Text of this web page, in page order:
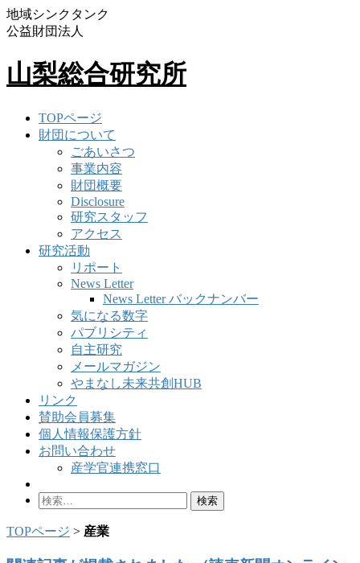
地域シンクタンク
公益財団法人
山梨総合研究所
TOPページ
財団について
ごあいさつ
事業内容
財団概要
Disclosure
研究スタッフ
アクセス
研究活動
リポート
News Letter
News Letter バックナンバー
気になる数字
パブリシティ
自主研究
メールマガジン
やまなし未来共創HUB
リンク
賛助会員募集
個人情報保護方針
お問い合わせ
産学官連携窓口
検
TOPページ > 産業